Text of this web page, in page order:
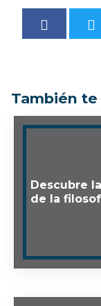
También
Descubre
de la